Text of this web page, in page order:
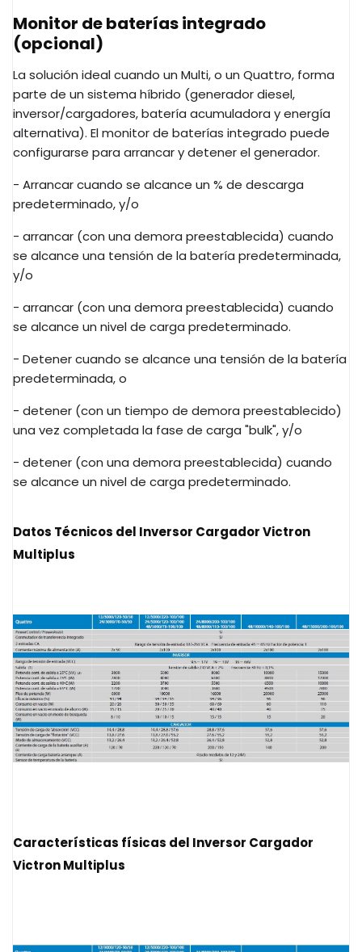
Monitor de baterías integrado
(opcional)
La solución ideal cuando un Multi, o un Quattro, forma
parte de un sistema híbrido (generador diesel,
inversor/cargadores, batería acumuladora y energía
alternativa). El monitor de baterías integrado puede
configurarse para arrancar y detener el generador.
- Arrancar cuando se alcance un % de descarga
predeterminado, y/o
- arrancar (con una demora preestablecida) cuando
se alcance una tensión de la batería predeterminada,
y/o
- arrancar (con una demora preestablecida) cuando
se alcance un nivel de carga predeterminado.
- Detener cuando se alcance una tensión de la batería
predeterminada, o
- detener (con un tiempo de demora preestablecido)
una vez completada la fase de carga "bulk", y/o
- detener (con una demora preestablecida) cuando
se alcance un nivel de carga predeterminado.
Datos Técnicos del Inversor Cargador Victron
Multiplus
Características físicas del Inversor Cargador
Victron Multiplus